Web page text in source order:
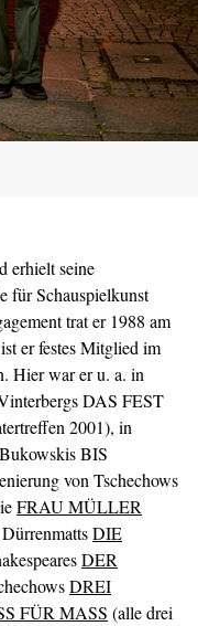
erhielt seine
für Schauspielkunst
trat er 1988 am
er festes Mitglied im
Hier war er u. a. in
DAS FEST
2001), in
BIS
von Tschechows
FRAU MÜLLER
DIE
DER
DREI
FÜR MASS (alle drei